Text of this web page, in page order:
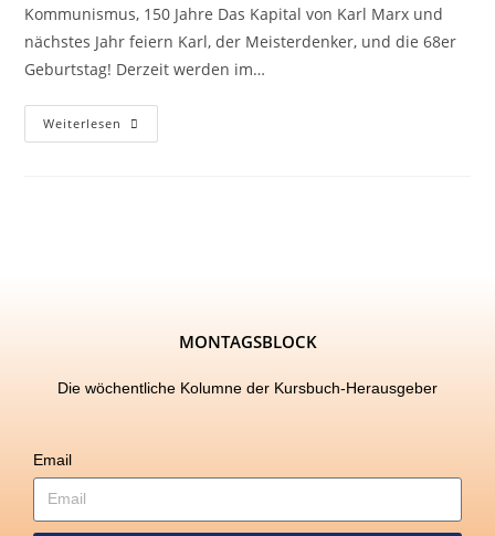
Kommunismus, 150 Jahre Das Kapital von Karl Marx und
nächstes Jahr feiern Karl, der Meisterdenker, und die 68er
Geburtstag! Derzeit werden im…
Weiterlesen
MONTAGSBLOCK
Die wöchentliche Kolumne der Kursbuch-Herausgeber
Email